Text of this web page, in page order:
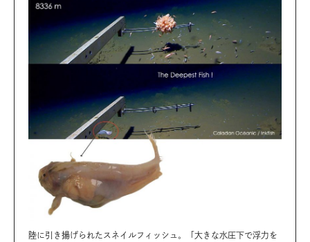
陸に引き揚げられたスネイルフィッシュ。「大きな水圧下で浮力を